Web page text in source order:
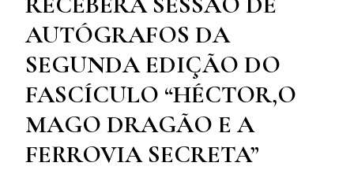
AUTÓGRAFOS DA
SEGUNDA EDIÇÃO DO
FASCÍCULO “HÉCTOR,O
MAGO DRAGÃO E A
FERROVIA SECRETA”